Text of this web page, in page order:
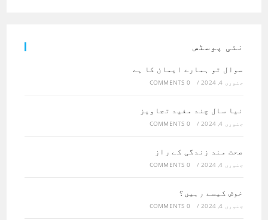
نئی پوسٹس
سوال تو ہمارے ایمان کا ہے
جنوری 4, 2024 /
0 COMMENTS
نیا سال چند مفید تجاویز
جنوری 4, 2024 /
0 COMMENTS
صحت مند زندگی کے راز
جنوری 4, 2024 /
0 COMMENTS
خوش کیسے رہیں؟
جنوری 4, 2024 /
0 COMMENTS